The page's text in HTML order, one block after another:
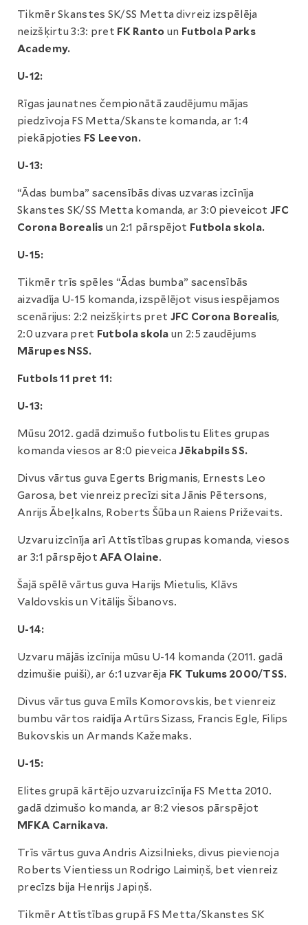
Tikmēr Skanstes SK/SS Metta divreiz izspēlēja
neizšķirtu 3:3: pret FK Ranto un Futbola Parks
Academy.
U-12:
Rīgas jaunatnes čempionātā zaudējumu mājas
piedzīvoja FS Metta/Skanste komanda, ar 1:4
piekāpjoties FS Leevon.
U-13:
“Ādas bumba” sacensībās divas uzvaras izcīnīja
Skanstes SK/SS Metta komanda, ar 3:0 pieveicotJFC
Corona Borealis un 2:1 pārspējot Futbola skola.
U-15:
Tikmēr trīs spēles “Ādas bumba” sacensībās
aizvadīja U-15 komanda, izspēlējot visus iespējamos
scenārijus: 2:2 neizšķirts pret JFC Corona Borealis,
2:0 uzvara pret Futbola skola un 2:5 zaudējums
Mārupes NSS.
Futbols 11 pret 11:
U-13:
Mūsu 2012. gadā dzimušo futbolistu Elites grupas
komanda viesos ar 8:0 pieveicaJēkabpils SS.
Divus vārtus guva Egerts Brigmanis, Ernests Leo
Garosa, bet vienreiz precīzi sita Jānis Pētersons,
Anrijs Ābeļkalns, Roberts Šūba un Raiens Priževaits.
Uzvaru izcīnīja arī Attīstības grupas komanda, viesos
ar 3:1 pārspējotAFA Olaine.
Šajā spēlē vārtus guva Harijs Mietulis, Klāvs
Valdovskis un Vitālijs Šibanovs.
U-14:
Uzvaru mājās izcīnija mūsu U-14 komanda (2011. gadā
dzimušie puiši), ar 6:1 uzvarēja FK Tukums 2000/TSS.
Divus vārtus guva Emīls Komorovskis, bet vienreiz
bumbu vārtos raidīja Artūrs Sizass, Francis Egle, Filips
Bukovskis un Armands Kažemaks.
U-15:
Elites grupā kārtējo uzvaru izcīnīja FS Metta 2010.
gadā dzimušo komanda, ar 8:2 viesos pārspējot
MFKA Carnikava.
Trīs vārtus guva Andris Aizsilnieks, divus pievienoja
Roberts Vientiess un Rodrigo Laimiņš, bet vienreiz
precīzs bija Henrijs Japiņš.
Tikmēr Attīstības grupā FS Metta/Skanstes SK